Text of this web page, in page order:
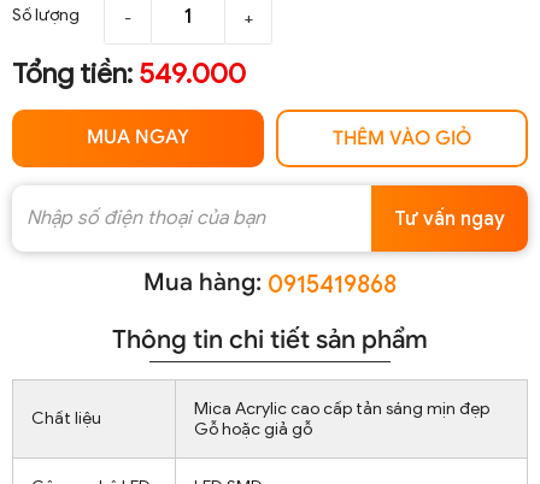
Số lượng - +
Tổng tiền: 549.000
MUA NGAY THÊM VÀO GIỎ
Tư vấn ngay
Mua hàng: 0915419868
Thông tin chi tiết sản phẩm
Chất liệu
Mica Acrylic cao cấp tản sáng mịn đẹp
Gỗ hoặc giả gỗ